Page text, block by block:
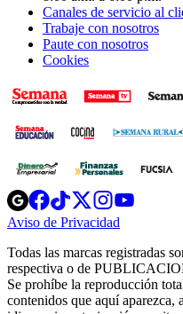
Canales de servicio al
Trabaje con nosotros
Paute con nosotros
Cookies
Opens
in
new
Opens
in
new
Opens
in
new
window
Opens
new
windowwindow
Aviso de Privacidad
new
window
Todas las marcas registradas
respectiva o de
Se prohíbe la reproducción
contenidos que aquí aparezca,